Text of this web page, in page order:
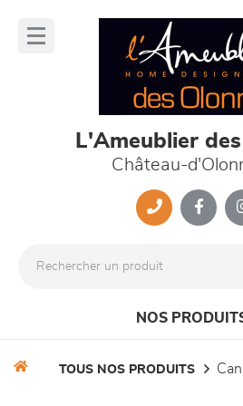
L'Ameublier
Château-
NOS
TOUS NOS PRODUITS